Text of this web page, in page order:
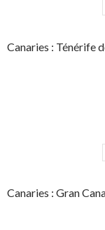
Canaries : Ténérife
Canaries : Gran